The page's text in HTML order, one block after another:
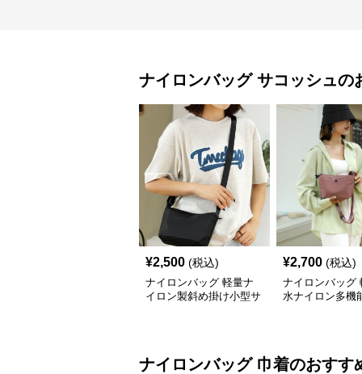
ナイロンバッグ サコッシュの
¥2,500 (税込)
ナイロンバッグ 軽量ナ
イロン製斜め掛け小型サ
¥2,700 (税込)
ナイロンバッグ
水ナイロン多機
ナイロンバッグ 巾着のおすす